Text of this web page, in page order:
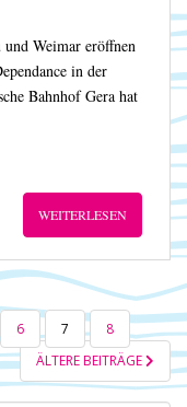
Weimar eröffnen
in der
Bahnhof Gera hat
WEITERLESEN
6 7
8
ÄLTERE BEITRÄGE